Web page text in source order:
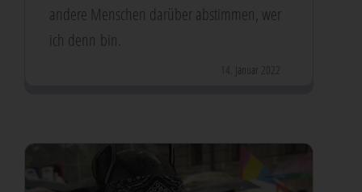
ande­re Men­schen dar­über abstim­men, wer
ich denn bin.
14. Januar 2022